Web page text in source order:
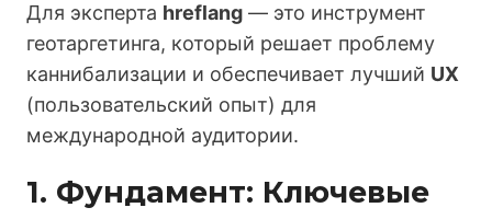
Для эксперта hreflang — это инструмент
геотаргетинга, который решает проблему
каннибализации и обеспечивает лучший UX
(пользовательский опыт) для
международной аудитории.
1. Фундамент: Ключевые